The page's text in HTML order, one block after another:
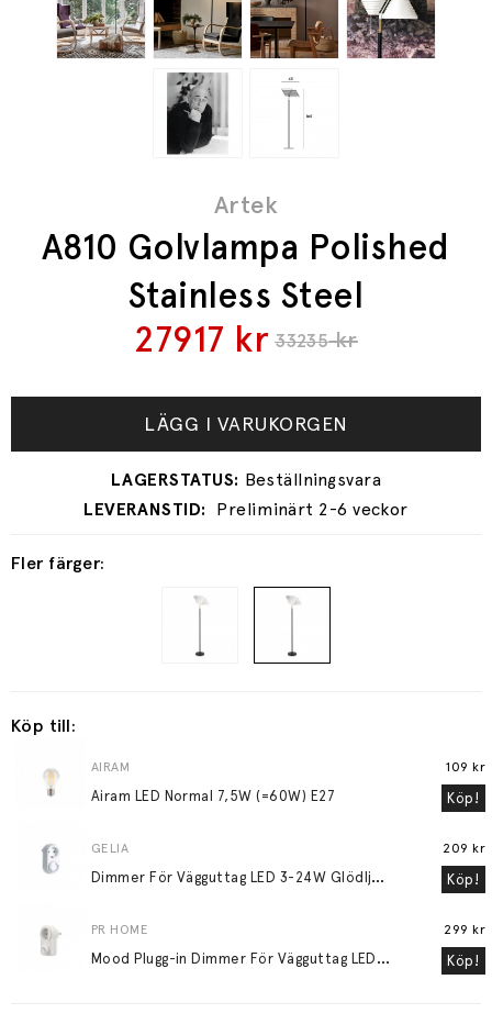
Artek
A810 Golvlampa Polished
Stainless Steel
33235kr
27917 kr
Fler färger:
LÄGG I VARUKORGEN
Preliminärt 2-6 veckor
Köp till:
AIRAM
Airam LED Normal 7,5W (=60W) E27
109 kr
Köp!
GELIA
D
immer För Vägguttag LED 3-24W Glödljus 30-200W
209 kr
Köp!
PR HOME
M
ood Plugg-in Dimmer För Vägguttag LED 3-24W Glödljus 30-200W Vit
299 kr
Köp!